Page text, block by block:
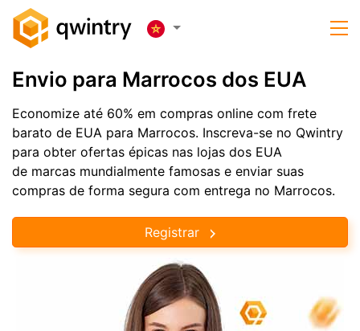
Envio para Marrocos dos EUA
Economize até 60% em compras online com frete
barato de EUA para Marrocos. Inscreva-se no Qwintry
para obter ofertas épicas nas lojas dos EUA
de marcas mundialmente famosas e enviar suas
compras de forma segura com entrega no Marrocos.
Registrar